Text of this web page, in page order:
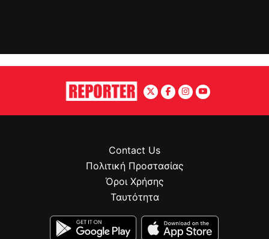
Contact Us
Πολιτική Προστασίας
Όροι Χρήσης
Ταυτότητα